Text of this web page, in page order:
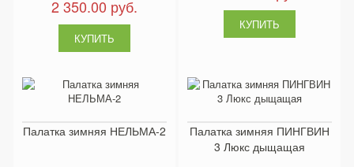
2 350.00 руб.
Палатка зимняя НЕЛЬМА-2
Палатка зимняя ПИНГВИН
3 Люкс дыщащая